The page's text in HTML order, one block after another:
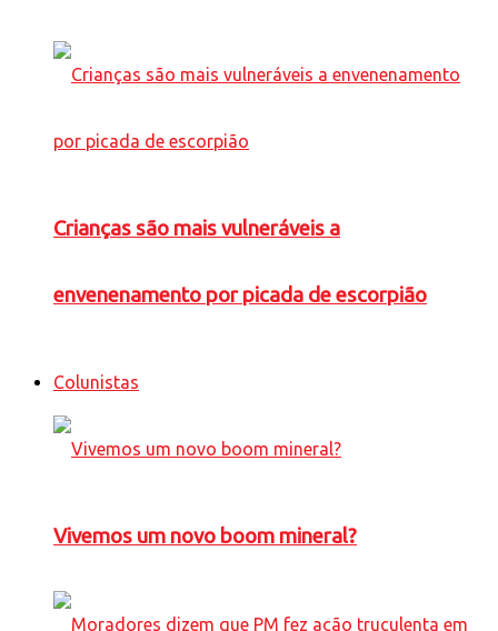
Crianças são mais vulneráveis a
envenenamento por picada de escorpião
Colunistas
Vivemos um novo boom mineral?